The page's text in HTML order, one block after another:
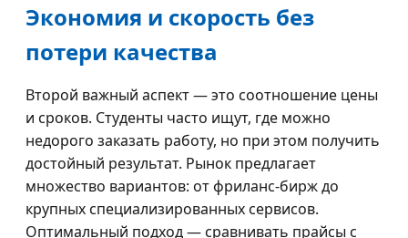
Экономия и скорость без
потери качества
Второй важный аспект — это соотношение цены
и сроков. Студенты часто ищут, где можно
недорого заказать работу, но при этом получить
достойный результат. Рынок предлагает
множество вариантов: от фриланс-бирж до
крупных специализированных сервисов.
Оптимальный подход — сравнивать прайсы с